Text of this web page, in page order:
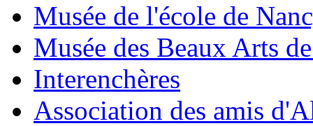
Musée de l'école de
Musée des Beaux Arts
Interenchères
Association des amis